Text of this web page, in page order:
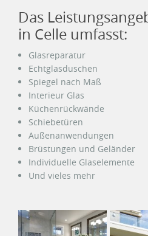
Das
in Celle umfasst:
Glasreparatur
Echtglasduschen
Spiegel nach Maß
Interieur Glas
Küchenrückwände
Schiebetüren
Außenanwendungen
Brüstungen und Geländer
Individuelle Glaselemente
Und vieles mehr